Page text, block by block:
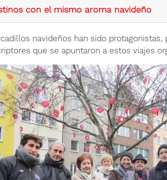
con el mismo aroma navideño
navideños han sido
que se apuntaron a estos viajes